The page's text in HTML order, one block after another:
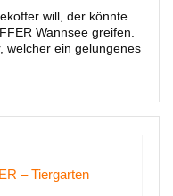
will, der könnte
Wannsee greifen.
welcher ein gelungenes